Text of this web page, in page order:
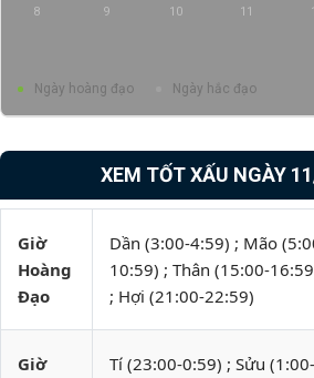
8 9 10 11
Ngày hoàng đạo Ngày hắc đạo
XEM TỐT XẤU NGÀY
Giờ
Hoàng
Đạo
Dần (3:00-4:59) ; Mão
10:59) ; Thân (15:00-
; Hợi (21:00-22:59)
Giờ
Tí (23:00-0:59) ; Sửu